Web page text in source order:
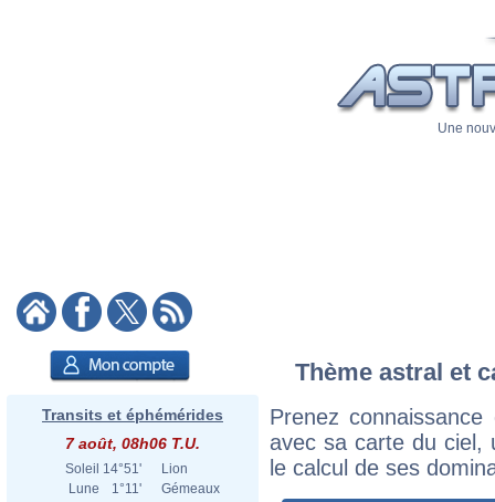
Une
Transits et éphémérides
7 août, 08h06 T.U.
Soleil 14°51'
Lion
Lune
1°11'
Gémeaux
Thème astral et
Prenez
avec sa carte du ciel,
le calcul de ses